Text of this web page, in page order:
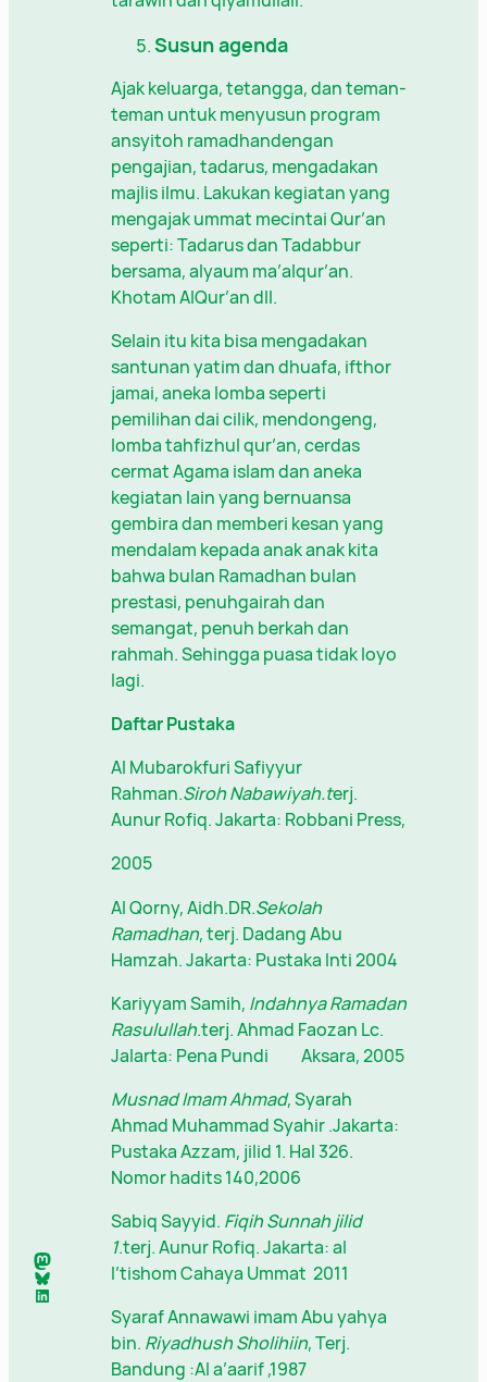
Mastodon
Bluesky
LinkedIn
Susun agenda
Ajak keluarga, tetangga, dan teman-
teman untuk menyusun program
ansyitoh ramadhandengan
pengajian, tadarus, mengadakan
majlis ilmu. Lakukan kegiatan yang
mengajak ummat mecintai Qur’an
seperti: Tadarus dan Tadabbur
bersama, alyaum ma’alqur’an.
Khotam AlQur’an dll.
Selain itu kita bisa mengadakan
santunan yatim dan dhuafa, ifthor
jamai, aneka lomba seperti
pemilihan dai cilik, mendongeng,
lomba tahfizhul qur’an, cerdas
cermat Agama islam dan aneka
kegiatan lain yang bernuansa
gembira dan memberi kesan yang
mendalam kepada anak anak kita
bahwa bulan Ramadhan bulan
prestasi, penuhgairah dan
semangat, penuh berkah dan
rahmah. Sehingga puasa tidak loyo
lagi.
Daftar Pustaka
Al Mubarokfuri Safiyyur
Rahman.Siroh Nabawiyah.terj.
Aunur Rofiq. Jakarta: Robbani Press,
2005
Al Qorny, Aidh.DR.Sekolah
Ramadhan, terj. Dadang Abu
Hamzah. Jakarta: Pustaka Inti 2004
Kariyyam Samih, Indahnya Ramadan
Rasulullah.terj. Ahmad Faozan Lc.
Jalarta: Pena Pundi Aksara, 2005
Musnad Imam Ahmad, Syarah
Ahmad Muhammad Syahir .Jakarta:
Pustaka Azzam, jilid 1. Hal 326.
Nomor hadits 140,2006
Sabiq Sayyid. Fiqih Sunnah jilid
1.terj. Aunur Rofiq. Jakarta: al
I’tishom Cahaya Ummat 2011
Syaraf Annawawi imam Abu yahya
bin. Riyadhush Sholihiin, Terj.
Bandung :Al a’aarif ,1987